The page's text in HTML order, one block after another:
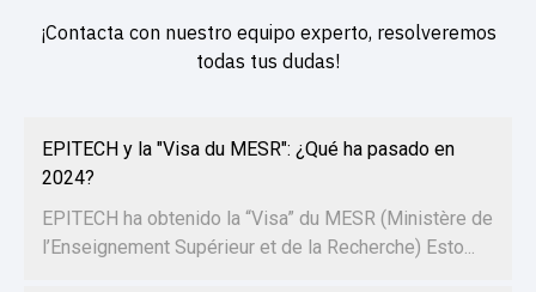
¡Contacta con nuestro equipo experto, resolveremos
todas tus dudas!
EPITECH y la "Visa du MESR": ¿Qué ha pasado en
2024?
EPITECH ha obtenido la “Visa” du MESR (Ministère de
l’Enseignement Supérieur et de la Recherche) Esto...